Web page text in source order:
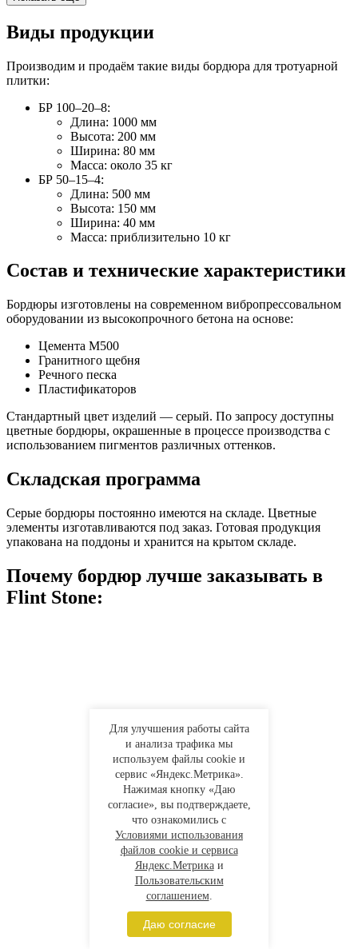
Виды продукции
Производим и продаём такие виды бордюра для тротуарной
плитки:
БР 100–20–8:
Длина: 1000 мм
Высота: 200 мм
Ширина: 80 мм
Масса: около 35 кг
БР 50–15–4:
Длина: 500 мм
Высота: 150 мм
Ширина: 40 мм
Масса: приблизительно 10 кг
Состав и технические характеристики
Бордюры изготовлены на современном вибропрессовальном
оборудовании из высокопрочного бетона на основе:
Цемента М500
Гранитного щебня
Речного песка
Пластификаторов
Стандартный цвет изделий — серый. По запросу доступны
цветные бордюры, окрашенные в процессе производства с
использованием пигментов различных оттенков.
Складская программа
Серые бордюры постоянно имеются на складе. Цветные
элементы изготавливаются под заказ. Готовая продукция
упакована на поддоны и хранится на крытом складе.
Почему бордюр лучше заказывать в
Flint Stone:
Для улучшения работы сайта
и анализа трафика мы
используем файлы cookie и
сервис «Яндекс.Метрика».
Нажимая кнопку «Даю
согласие», вы подтверждаете,
что ознакомились с
Условиями использования
файлов cookie и сервиса
Яндекс.Метрикаи
Пользовательским
соглашением.
Даю согласие